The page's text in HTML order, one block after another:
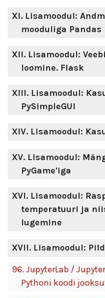
XI. Lisamoodul:
mooduliga Pandas
XII. Lisamoodul:
loomine. Flask
XIII. Lisamoodul:
PySimpleGUI
XIV. Lisamoodul:
XV. Lisamoodul:
PyGame'iga
XVI. Lisamoodul:
temperatuuri ja
lugemine
XVII. Lisamoodul:
96. JupyterLab /
Pythoni koodi